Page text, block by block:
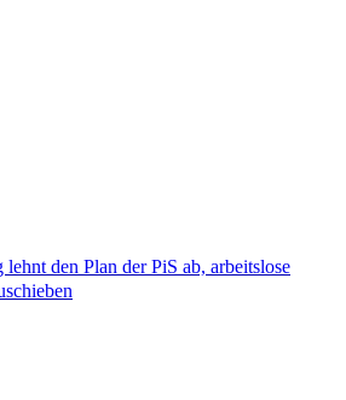
den Plan der PiS ab, arbeitslose